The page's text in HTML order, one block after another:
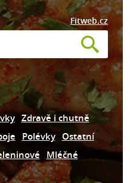
Fitweb.cz
Zdravě i chutně
Polévky Ostatní
Mléčné